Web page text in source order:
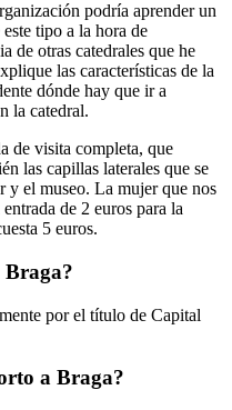
podría aprender un
tipo a la hora de
de otras catedrales que he
las características de la
dónde hay que ir a
la catedral.
de visita completa, que
las capillas laterales que se
y el museo. La mujer que nos
de 2 euros para la
5 euros.
Braga?
por el título de Capital
a Braga?